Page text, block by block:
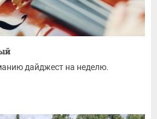
дайджест на неделю.